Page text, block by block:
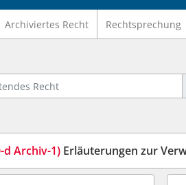
Archiviertes Recht Rechtsprechung
Recht
d Archiv-1) Erläuterungen zur